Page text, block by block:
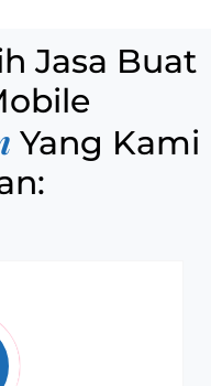
Jasa Buat
Yang Kami